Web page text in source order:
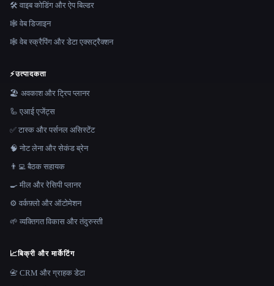
🛠️ वाइब कोडिंग और ऐप बिल्डर
🕸 वेब डिजाइन
🕸️ वेब स्क्रैपिंग और डेटा एक्सट्रैक्शन
⚡उत्पादकता
🏖 अवकाश और ट्रिप प्लानर
🦾 एआई एजेंट्स
✅ टास्क और पर्सनल असिस्टेंट
🧠 नोट लेना और सेकंड ब्रेन
👨‍💻 बैठक सहायक
🍳 मील और रेसिपी प्लानर
⚙️ वर्कफ़्लो और ऑटोमेशन
🌱 व्यक्तिगत विकास और तंदुरुस्ती
📈बिक्री और मार्केटिंग
📇 CRM और ग्राहक डेटा